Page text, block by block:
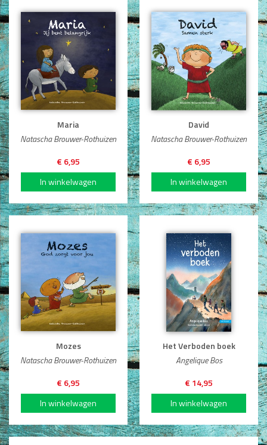
Maria
Natascha Brouwer-Rothuizen
€ 6,95
David
Natascha Brouwer-Rothuizen
€ 6,95
Mozes
Natascha Brouwer-Rothuizen
€ 6,95
Het Verboden boek
Angelique Bos
€ 14,95